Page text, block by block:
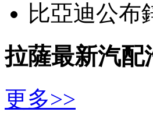
比亞迪公布
拉薩最新汽配
更多>>